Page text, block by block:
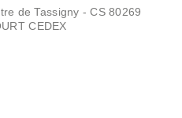
de Tassigny - CS 80269
CEDEX